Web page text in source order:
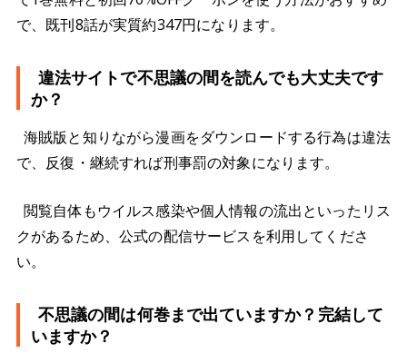
で、既刊8話が実質約347円になります。
違法サイトで不思議の間を読んでも大丈夫です
か？
海賊版と知りながら漫画をダウンロードする行為は違法
で、反復・継続すれば刑事罰の対象になります。
閲覧自体もウイルス感染や個人情報の流出といったリス
クがあるため、公式の配信サービスを利用してくださ
い。
不思議の間は何巻まで出ていますか？完結して
いますか？